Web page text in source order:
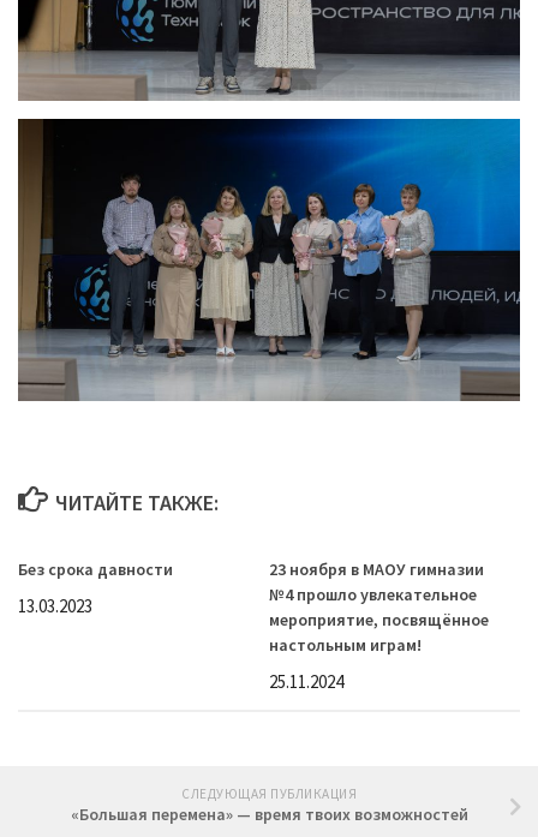
ЧИТАЙТЕ ТАКЖЕ:
Без срока давности
13.03.2023
23 ноября в МАОУ гимназии
№4 прошло увлекательное
мероприятие, посвящённое
настольным играм!
25.11.2024
СЛЕДУЮЩАЯ ПУБЛИКАЦИЯ
«Большая перемена» — время твоих возможностей